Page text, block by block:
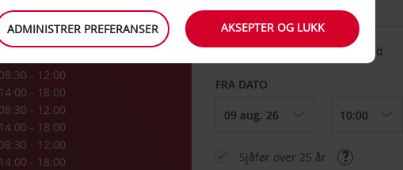
08:30 - 12:00
14:00 - 18:00
08:30 - 12:00
14:00 - 18:00
08:30 - 12:00
14:00 - 18:00
Velg et annet leveringssted
FRA DATO
Sjåfør over 25 år
ADMINISTRER PREFERANSER AKSEPTER OG LUKK